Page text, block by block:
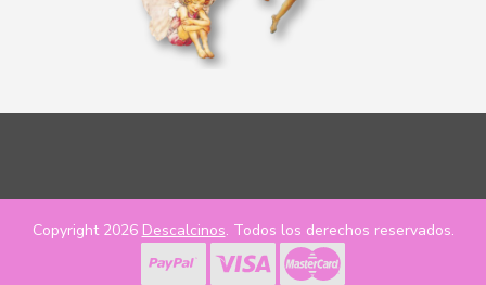
Copyright 2026 Descalcinos. Todos los derechos reservados.